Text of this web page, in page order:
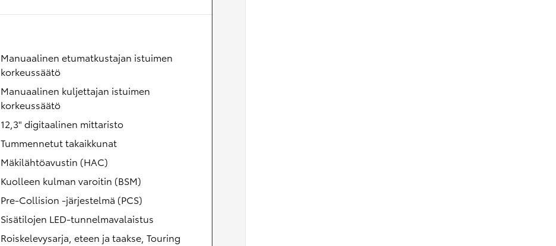
Manuaalinen etumatkustajan istuimen
korkeussäätö
Manuaalinen kuljettajan istuimen
korkeussäätö
12,3" digitaalinen mittaristo
Tummennetut takaikkunat
Mäkilähtöavustin (HAC)
Kuolleen kulman varoitin (BSM)
Pre-Collision -järjestelmä (PCS)
Sisätilojen LED-tunnelmavalaistus
Roiskelevysarja, eteen ja taakse, Touring